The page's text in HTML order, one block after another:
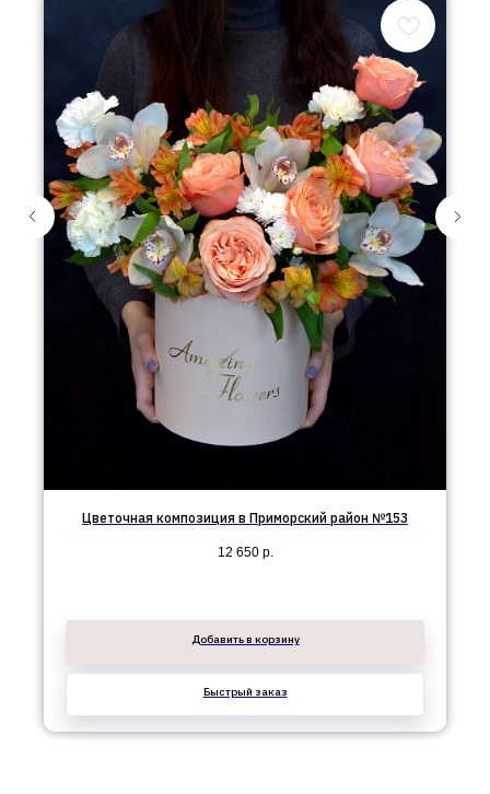
Цветочная композиция в Приморский район №153
12 650 р.
Добавить в корзину
Быстрый заказ